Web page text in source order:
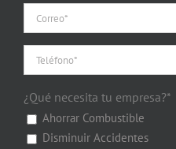
¿Qué necesita tu empresa?*
Ahorrar Combustible
Disminuir Accidentes